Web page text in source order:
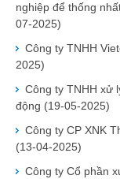
nghiệp để thống
07-2025)
Công ty TNHH
2025)
Công ty TNHH xử
động (19-05-2025)
Công ty CP XNK
(13-04-2025)
Công ty Cổ phần